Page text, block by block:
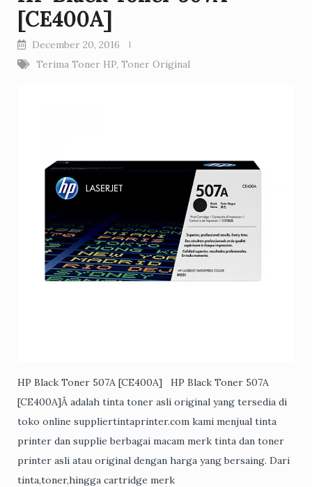
[CE400A]
December 20, 2016
Terima Toner HP, Toner Original
HP Black Toner 507A [CE400A] HP Black Toner 507A
[CE400A]Â adalah tinta toner asli original yang tersedia di
toko online suppliertintaprinter.com kami menjual tinta
printer dan supplie berbagai macam merk tinta dan toner
printer asli atau original dengan harga yang bersaing. Dari
tinta,toner,hingga cartridge merk